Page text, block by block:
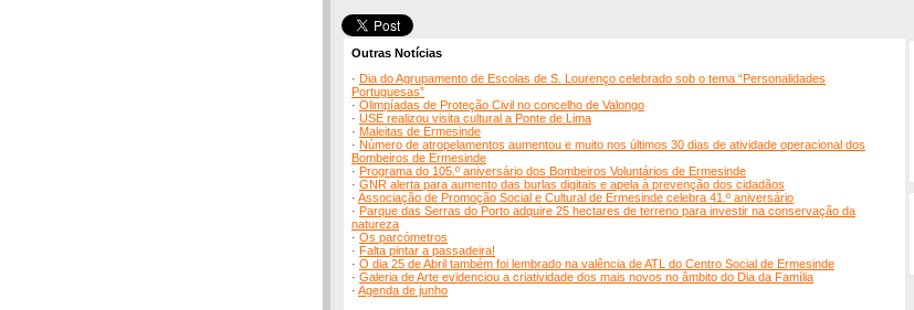
Outras Notícias
· Dia do Agrupamento de Escolas de S. Lourenço celebrado sob o tema “Personalidades
Portuguesas”
· Olimpíadas de Proteção Civil no concelho de Valongo
· USE realizou visita cultural a Ponte de Lima
· Maleitas de Ermesinde
· Número de atropelamentos aumentou e muito nos últimos 30 dias de atividade operacional dos
Bombeiros de Ermesinde
· Programa do 105.º aniversário dos Bombeiros Voluntários de Ermesinde
· GNR alerta para aumento das burlas digitais e apela à prevenção dos cidadãos
· Associação de Promoção Social e Cultural de Ermesinde celebra 41.º aniversário
· Parque das Serras do Porto adquire 25 hectares de terreno para investir na conservação da
natureza
· Os parcómetros
· Falta pintar a passadeira!
· O dia 25 de Abril também foi lembrado na valência de ATL do Centro Social de Ermesinde
· Galeria de Arte evidenciou a criatividade dos mais novos no âmbito do Dia da Família
· Agenda de junho